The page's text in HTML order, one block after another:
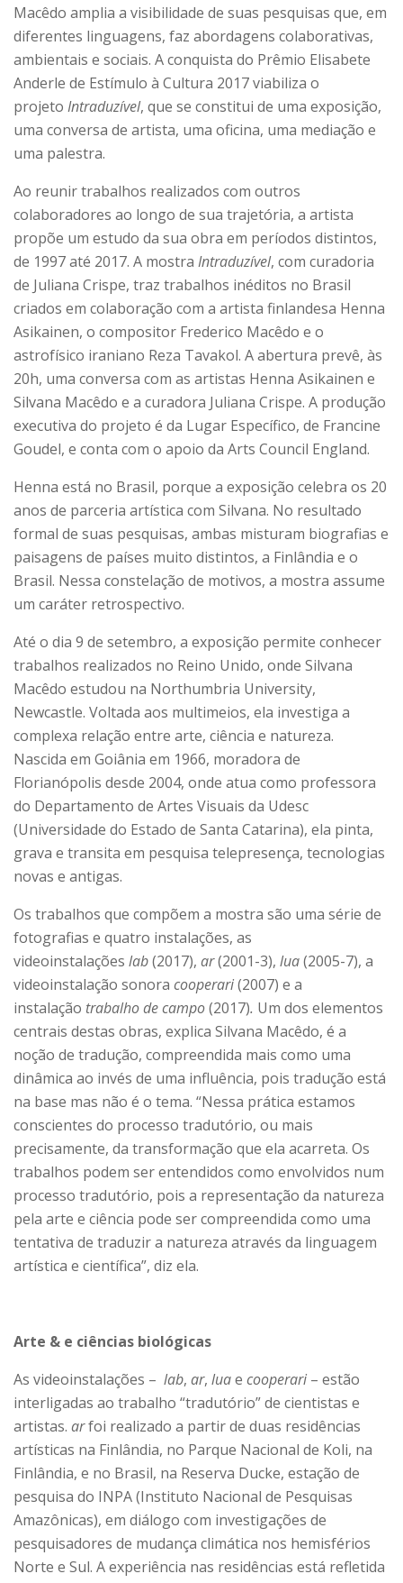
Macêdo amplia a visibilidade de suas pesquisas que, em
diferentes linguagens, faz abordagens colaborativas,
ambientais e sociais. A conquista do Prêmio Elisabete
Anderle de Estímulo à Cultura 2017 viabiliza o
projeto Intraduzível, que se constitui de uma exposição,
uma conversa de artista, uma oficina, uma mediação e
uma palestra.
Ao reunir trabalhos realizados com outros
colaboradores ao longo de sua trajetória, a artista
propõe um estudo da sua obra em períodos distintos,
de 1997 até 2017. A mostra Intraduzível, com curadoria
de Juliana Crispe, traz trabalhos inéditos no Brasil
criados em colaboração com a artista finlandesa Henna
Asikainen, o compositor Frederico Macêdo e o
astrofísico iraniano Reza Tavakol. A abertura prevê, às
20h, uma conversa com as artistas Henna Asikainen e
Silvana Macêdo e a curadora Juliana Crispe. A produção
executiva do projeto é da Lugar Específico, de Francine
Goudel, e conta com o apoio da Arts Council England.
Henna está no Brasil, porque a exposição celebra os 20
anos de parceria artística com Silvana. No resultado
formal de suas pesquisas, ambas misturam biografias e
paisagens de países muito distintos, a Finlândia e o
Brasil. Nessa constelação de motivos, a mostra assume
um caráter retrospectivo.
Até o dia 9 de setembro, a exposição permite conhecer
trabalhos realizados no Reino Unido, onde Silvana
Macêdo estudou na Northumbria University,
Newcastle. Voltada aos multimeios, ela investiga a
complexa relação entre arte, ciência e natureza.
Nascida em Goiânia em 1966, moradora de
Florianópolis desde 2004, onde atua como professora
do Departamento de Artes Visuais da Udesc
(Universidade do Estado de Santa Catarina), ela pinta,
grava e transita em pesquisa telepresença, tecnologias
novas e antigas.
Os trabalhos que compõem a mostra são uma série de
fotografias e quatro instalações, as
videoinstalações lab(2017), ar(2001-3), lua(2005-7), a
videoinstalação sonora cooperari(2007) e a
instalação trabalho de campo(2017). Um dos elementos
centrais destas obras, explica Silvana Macêdo, é a
noção de tradução, compreendida mais como uma
dinâmica ao invés de uma influência, pois tradução está
na base mas não é o tema. “Nessa prática estamos
conscientes do processo tradutório, ou mais
precisamente, da transformação que ela acarreta. Os
trabalhos podem ser entendidos como envolvidos num
processo tradutório, pois a representação da natureza
pela arte e ciência pode ser compreendida como uma
tentativa de traduzir a natureza através da linguagem
artística e científica”, diz ela.
Arte & e ciências biológicas
As videoinstalações – lab, ar, luae cooperari – estão
interligadas ao trabalho “tradutório” de cientistas e
artistas. arfoi realizado a partir de duas residências
artísticas na Finlândia, no Parque Nacional de Koli, na
Finlândia, e no Brasil, na Reserva Ducke, estação de
pesquisa do INPA (Instituto Nacional de Pesquisas
Amazônicas), em diálogo com investigações de
pesquisadores de mudança climática nos hemisférios
Norte e Sul. A experiência nas residências está refletida